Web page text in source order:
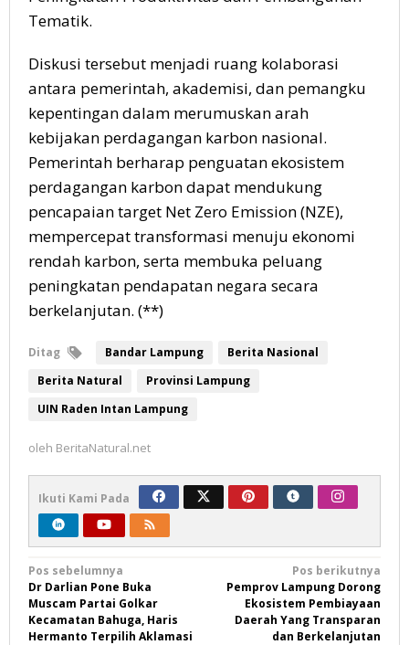
Tematik.
Diskusi tersebut menjadi ruang kolaborasi
antara pemerintah, akademisi, dan pemangku
kepentingan dalam merumuskan arah
kebijakan perdagangan karbon nasional.
Pemerintah berharap penguatan ekosistem
perdagangan karbon dapat mendukung
pencapaian target Net Zero Emission (NZE),
mempercepat transformasi menuju ekonomi
rendah karbon, serta membuka peluang
peningkatan pendapatan negara secara
berkelanjutan. (**)
Ditag Bandar Lampung
Berita Nasional
Berita Natural
Provinsi Lampung
UIN Raden Intan Lampung
oleh BeritaNatural.net
Ikuti Kami Pada
Navigasi
pos
Pos sebelumnya
Dr Darlian Pone Buka
Muscam Partai Golkar
Kecamatan Bahuga, Haris
Hermanto Terpilih Aklamasi
Pos berikutnya
Pemprov Lampung Dorong
Ekosistem Pembiayaan
Daerah Yang Transparan
dan Berkelanjutan